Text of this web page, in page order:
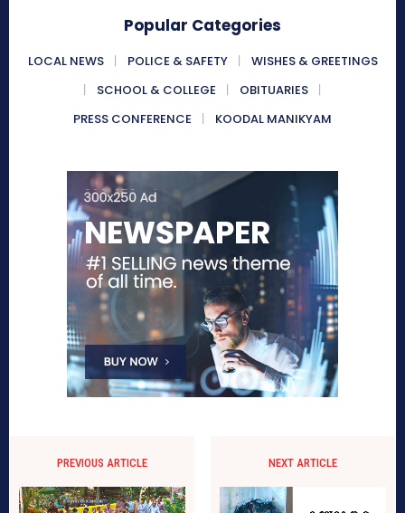
Popular Categories
LOCAL NEWS POLICE & SAFETY
WISHES & GREETINGS
SCHOOL & COLLEGE
OBITUARIES
PRESS CONFERENCE
KOODAL MANIKYAM
PREVIOUS ARTICLE NEXT ARTICLE